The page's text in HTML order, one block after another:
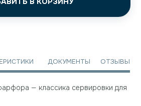
ДОКУМЕНТЫ ОТЗЫВЫ
— классика сервировки для